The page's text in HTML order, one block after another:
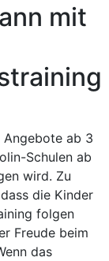
mit
Angebote ab 3
Schulen ab
wird. Zu
die Kinder
folgen
Freude beim
das